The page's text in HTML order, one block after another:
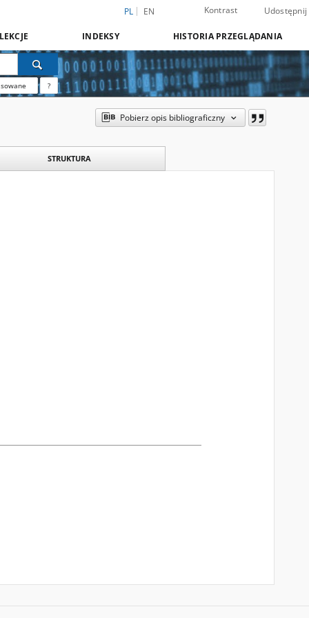
PL EN Kontrast Udostępnij
INDEKSY HISTORIA PRZEGLĄDANIA
?
Pobierz opis bibliograficzny
STRUKTURA